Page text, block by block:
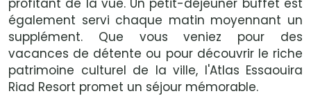
profitant de la vue. Un petit-déjeuner buffet est
également servi chaque matin moyennant un
supplément. Que vous veniez pour des
vacances de détente ou pour découvrir le riche
patrimoine culturel de la ville, l'Atlas Essaouira
Riad Resort promet un séjour mémorable.